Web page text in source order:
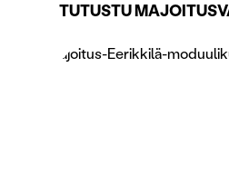
TUTUSTU